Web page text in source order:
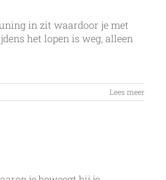
in zit waardoor je met
het lopen is weg, alleen
Lees meer